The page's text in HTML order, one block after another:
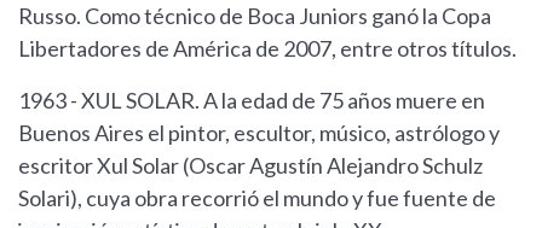
Russo. Como técnico de Boca Juniors ganó la Copa
Libertadores de América de 2007, entre otros títulos.
1963 - XUL SOLAR. A la edad de 75 años muere en
Buenos Aires el pintor, escultor, músico, astrólogo y
escritor Xul Solar (Oscar Agustín Alejandro Schulz
Solari), cuya obra recorrió el mundo y fue fuente de